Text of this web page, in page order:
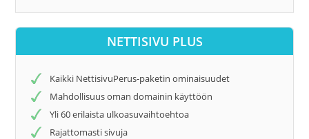
NETTISIVU PLUS
Kaikki NettisivuPerus-paketin ominaisuudet
Mahdollisuus oman domainin käyttöön
Yli 60 erilaista ulkoasuvaihtoehtoa
Rajattomasti sivuja